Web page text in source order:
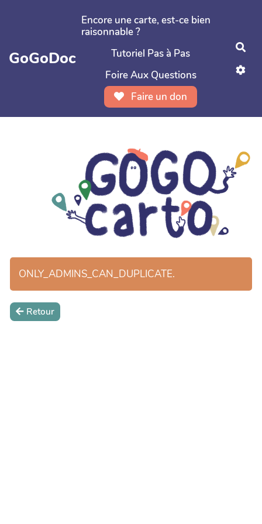
Aller au contenu principal
GoGoDoc
Encore une carte, est-ce bien
raisonnable ?
Tutoriel Pas à Pas
Foire Aux Questions
Faire un don
ONLY_ADMINS_CAN_DUPLICATE.
Retour